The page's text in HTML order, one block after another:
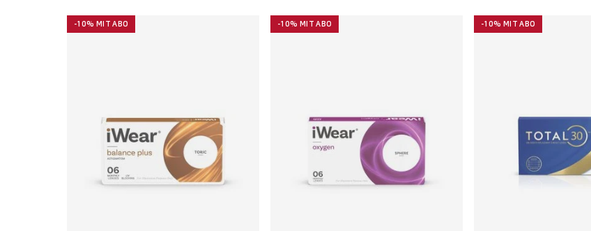
-10% MIT ABO -10% MIT ABO -10% MIT ABO